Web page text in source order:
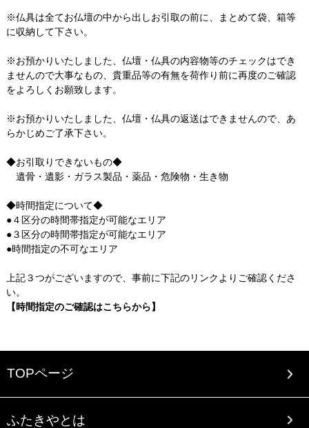
※仏具は全てお仏壇の中から出しお引取の前に、まとめて袋、箱等
に収納して下さい。
※お預かりいたしました、仏壇・仏具の内容物等のチェックはでき
ませんので大事なもの、貴重品等の有無を荷作り前に再度のご確認
をよろしくお願致します。
※お預かりいたしました、仏壇・仏具の返送はできませんので、あ
らかじめご了承下さい。
◆お引取りできないもの◆
遺骨・遺影・ガラス製品・薬品・危険物・生き物
◆時間指定について◆
●４区分の時間帯指定が可能なエリア
●３区分の時間帯指定が可能なエリア
●時間指定の不可なエリア
上記３つがございますので、事前に下記のリンクよりご確認くださ
い。
【時間指定のご確認はこちらから】
TOPページ
ふたきやとは